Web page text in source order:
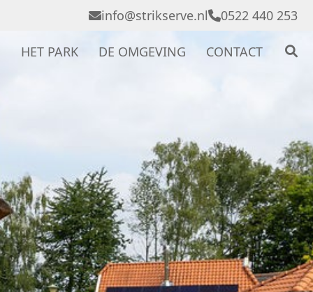
HET PARK DE OMGEVING CONTACT
info@strikserve.nl 0522 440 253